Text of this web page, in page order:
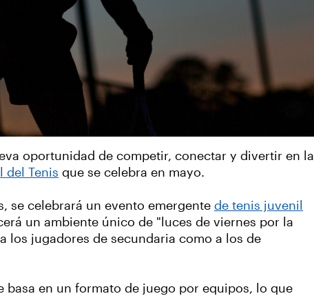
oportunidad de competir, conectar y divertir en la
del Tenis que se celebra en mayo.
se celebrará un evento emergente de tenis juvenil
un ambiente único de "luces de viernes por la
los jugadores de secundaria como a los de
basa en un formato de juego por equipos, lo que